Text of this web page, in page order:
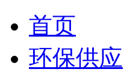
首页
环保供应